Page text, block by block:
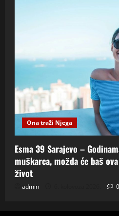
Ona traži Njega
Esma 39 Sarajevo –
muškarca, možda će baš
život
admin 0